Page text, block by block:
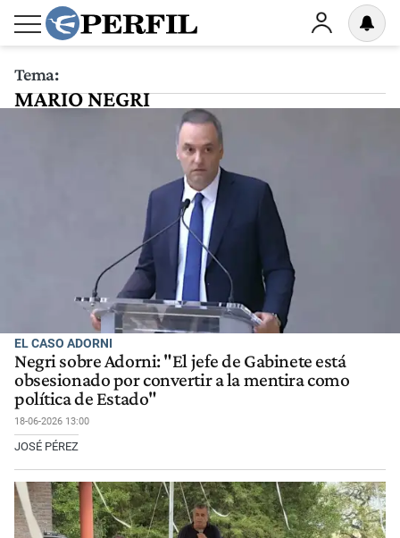
Tema:
MARIO NEGRI
EL CASO ADORNI
Negri sobre Adorni: "El jefe de Gabinete está
obsesionado por convertir a la mentira como
política de Estado"
18-06-2026 13:00
JOSÉ PÉREZ